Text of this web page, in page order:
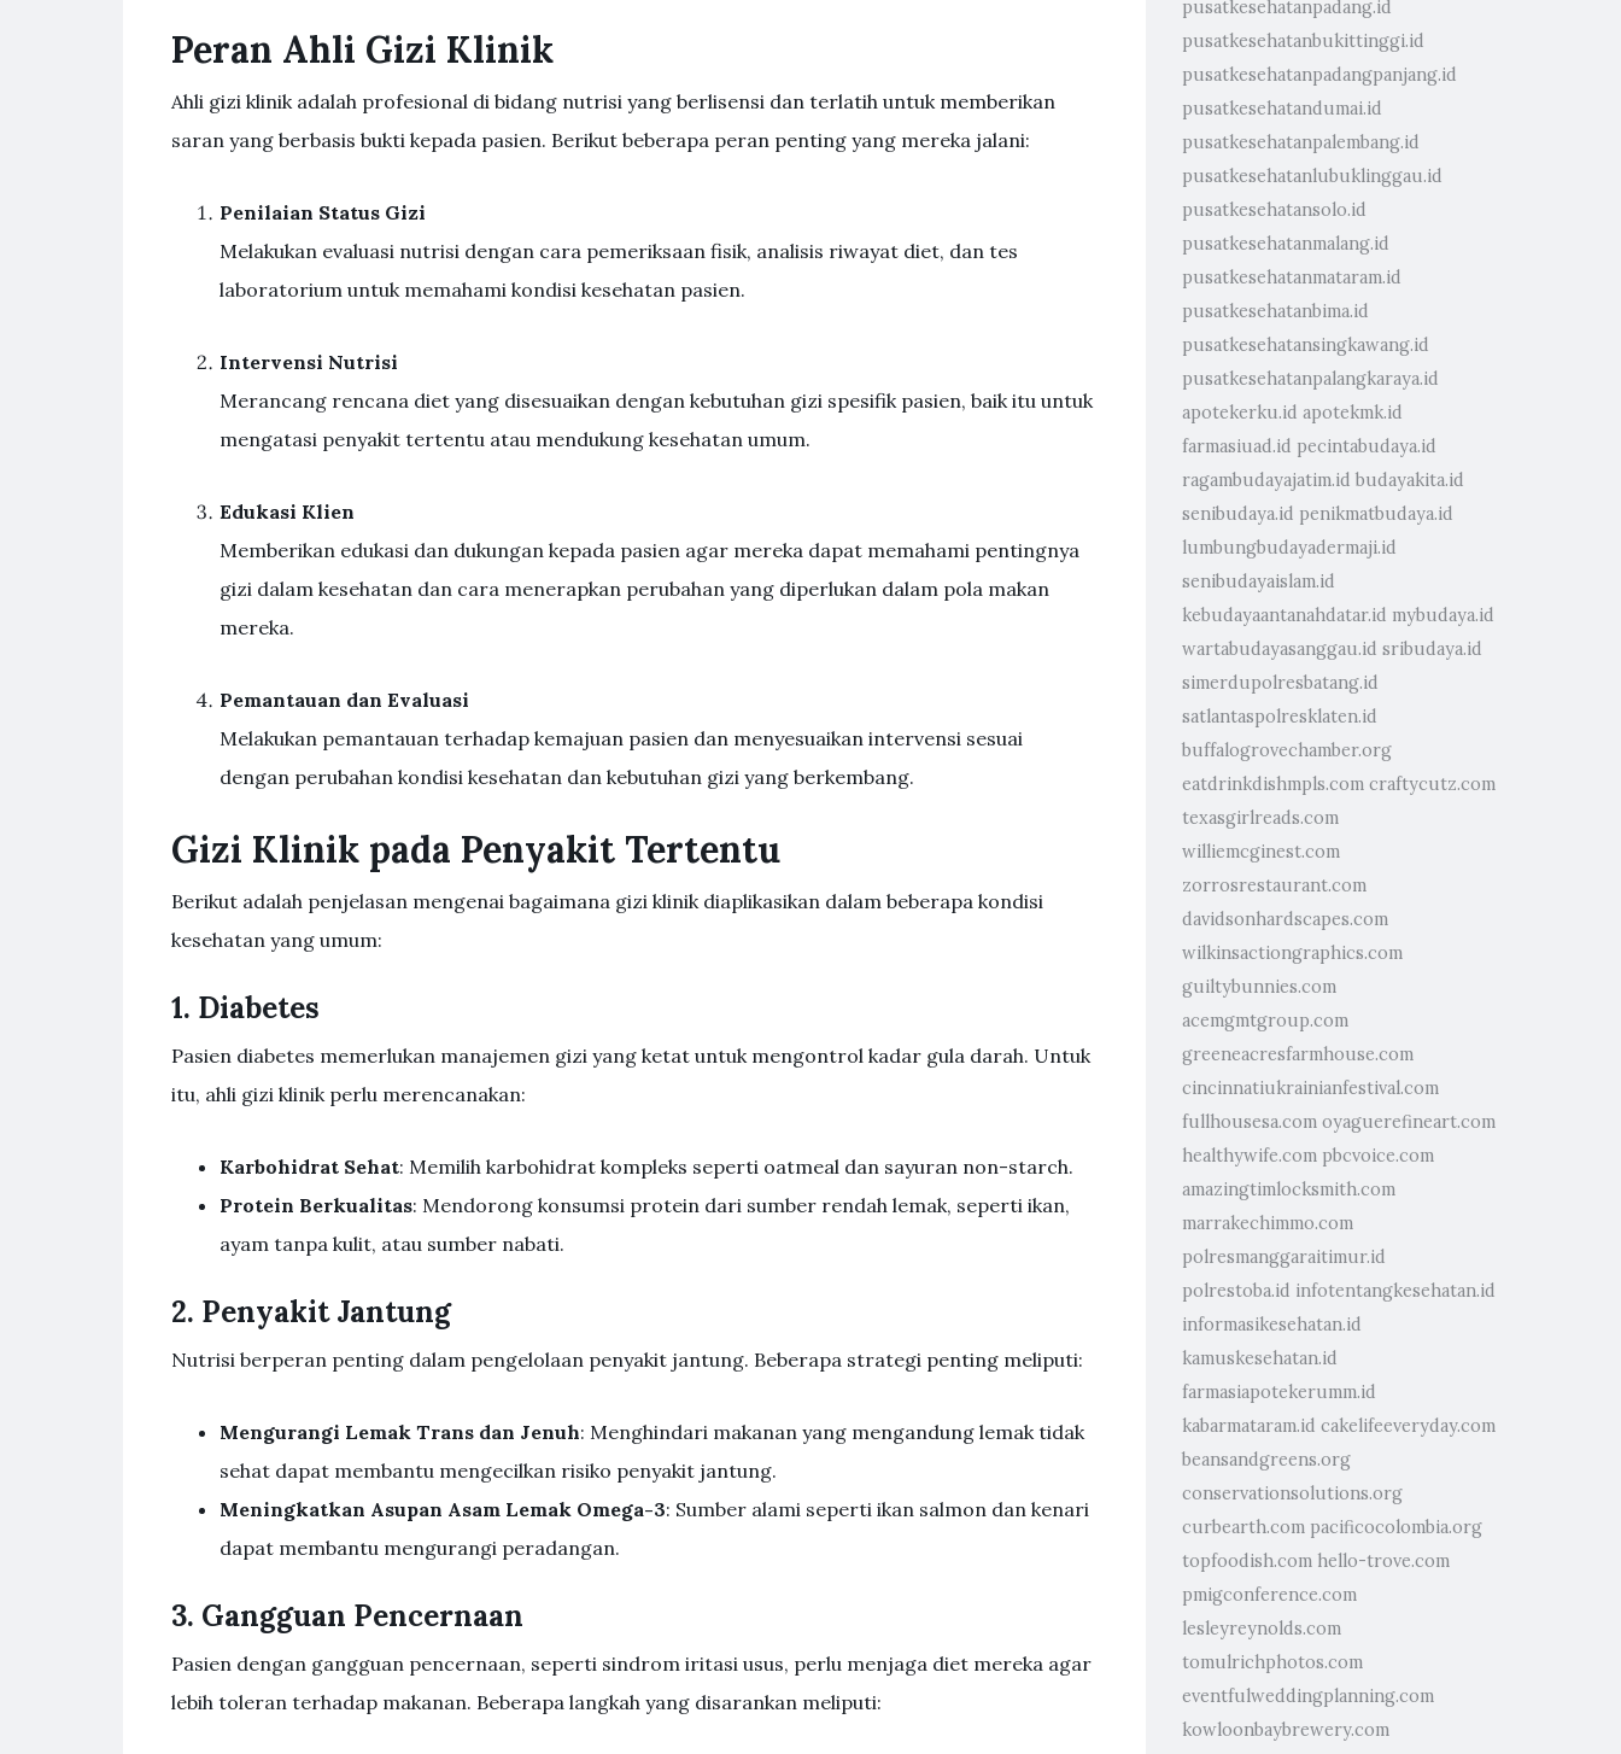
Peran Ahli Gizi Klinik
Ahli gizi klinik adalah profesional di bidang nutrisi yang berlisensi dan terlatih untuk memberikan
saran yang berbasis bukti kepada pasien. Berikut beberapa peran penting yang mereka jalani:
Penilaian Status Gizi
Melakukan evaluasi nutrisi dengan cara pemeriksaan fisik, analisis riwayat diet, dan tes
laboratorium untuk memahami kondisi kesehatan pasien.
Intervensi Nutrisi
Merancang rencana diet yang disesuaikan dengan kebutuhan gizi spesifik pasien, baik itu untuk
mengatasi penyakit tertentu atau mendukung kesehatan umum.
Edukasi Klien
Memberikan edukasi dan dukungan kepada pasien agar mereka dapat memahami pentingnya
gizi dalam kesehatan dan cara menerapkan perubahan yang diperlukan dalam pola makan
mereka.
Pemantauan dan Evaluasi
Melakukan pemantauan terhadap kemajuan pasien dan menyesuaikan intervensi sesuai
dengan perubahan kondisi kesehatan dan kebutuhan gizi yang berkembang.
Gizi Klinik pada Penyakit Tertentu
Berikut adalah penjelasan mengenai bagaimana gizi klinik diaplikasikan dalam beberapa kondisi
kesehatan yang umum:
1. Diabetes
Pasien diabetes memerlukan manajemen gizi yang ketat untuk mengontrol kadar gula darah. Untuk
itu, ahli gizi klinik perlu merencanakan:
Karbohidrat Sehat: Memilih karbohidrat kompleks seperti oatmeal dan sayuran non-starch.
Protein Berkualitas: Mendorong konsumsi protein dari sumber rendah lemak, seperti ikan,
ayam tanpa kulit, atau sumber nabati.
2. Penyakit Jantung
Nutrisi berperan penting dalam pengelolaan penyakit jantung. Beberapa strategi penting meliputi:
Mengurangi Lemak Trans dan Jenuh: Menghindari makanan yang mengandung lemak tidak
sehat dapat membantu mengecilkan risiko penyakit jantung.
Meningkatkan Asupan Asam Lemak Omega-3: Sumber alami seperti ikan salmon dan kenari
dapat membantu mengurangi peradangan.
3. Gangguan Pencernaan
Pasien dengan gangguan pencernaan, seperti sindrom iritasi usus, perlu menjaga diet mereka agar
lebih toleran terhadap makanan. Beberapa langkah yang disarankan meliputi:
pusatkesehatanpadang.id
pusatkesehatanbukittinggi.id
pusatkesehatanpadangpanjang.id
pusatkesehatandumai.id
pusatkesehatanpalembang.id
pusatkesehatanlubuklinggau.id
pusatkesehatansolo.id
pusatkesehatanmalang.id
pusatkesehatanmataram.id
pusatkesehatanbima.id
pusatkesehatansingkawang.id
pusatkesehatanpalangkaraya.id
apotekerku.id apotekmk.id
farmasiuad.id pecintabudaya.id
ragambudayajatim.id budayakita.id
senibudaya.id penikmatbudaya.id
lumbungbudayadermaji.id
senibudayaislam.id
kebudayaantanahdatar.id mybudaya.id
wartabudayasanggau.id sribudaya.id
simerdupolresbatang.id
satlantaspolresklaten.id
buffalogrovechamber.org
eatdrinkdishmpls.com craftycutz.com
texasgirlreads.com
williemcginest.com
zorrosrestaurant.com
davidsonhardscapes.com
wilkinsactiongraphics.com
guiltybunnies.com
acemgmtgroup.com
greeneacresfarmhouse.com
cincinnatiukrainianfestival.com
fullhousesa.com oyaguerefineart.com
healthywife.com pbcvoice.com
amazingtimlocksmith.com
marrakechimmo.com
polresmanggaraitimur.id
polrestoba.id infotentangkesehatan.id
informasikesehatan.id
kamuskesehatan.id
farmasiapotekerumm.id
kabarmataram.id cakelifeeveryday.com
beansandgreens.org
conservationsolutions.org
curbearth.com pacificocolombia.org
topfoodish.com hello-trove.com
pmigconference.com
lesleyreynolds.com
tomulrichphotos.com
eventfulweddingplanning.com
kowloonbaybrewery.com